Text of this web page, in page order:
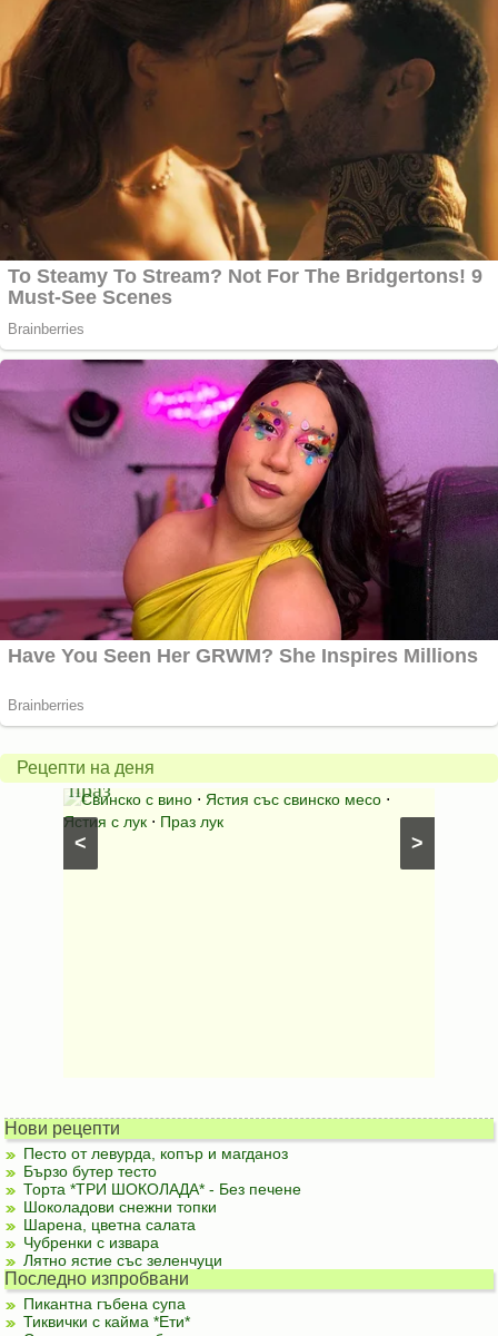
Рецепти на деня
>
<
Свинско
с
праз
Свинско с вино ⋅ Ястия със свинско месо ⋅
Ястия с лук ⋅ Праз лук
с
яйца
Нови рецепти
Песто от левурда, копър и магданоз
Бързо бутер тесто
Торта *ТРИ ШОКОЛАДА* - Без печене
Шоколадови снежни топки
Шарена, цветна салата
Чубренки с извара
Лятно ястие със зеленчуци
Последно изпробвани
Пикантна гъбена супа
Тиквички с кайма *Ети*